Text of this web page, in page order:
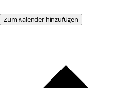
Zum Kalender hinzufügen